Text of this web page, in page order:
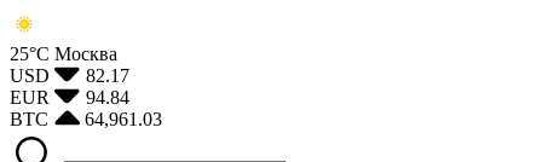
25°С Москва
USD
82.17
EUR
94.84
BTC
64,961.03